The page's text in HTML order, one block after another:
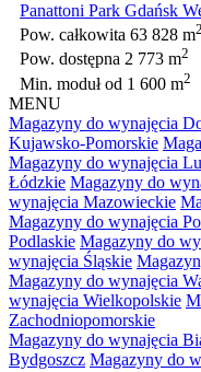
Panattoni Park Gdańsk
Pow. całkowita 63 828 m2
Pow. dostępna 2 773 m2
Min. modułod 1 600 m2
MENU
Magazyny do wynajęcia
Kujawsko-Pomorskie
Magazyny do wynajęcia
Łódzkie Magazyny do
wynajęcia Mazowieckie
Magazyny do wynajęcia
Podlaskie Magazyny do
wynajęcia Śląskie
Magazyny do wynajęcia
wynajęcia Wielkopolskie
Zachodniopomorskie
Magazyny do wynajęcia
Bydgoszcz Magazyny do